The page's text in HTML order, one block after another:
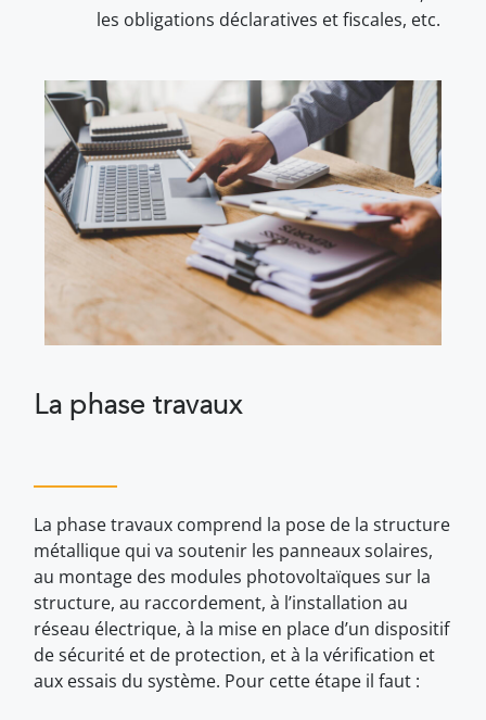
les obligations déclaratives et fiscales, etc.
La phase travaux
La phase travaux comprend la pose de la structure
métallique qui va soutenir les panneaux solaires,
au montage des modules photovoltaïques sur la
structure, au raccordement, à l’installation au
réseau électrique, à la mise en place d’un dispositif
de sécurité et de protection, et à la vérification et
aux essais du système. Pour cette étape il faut :